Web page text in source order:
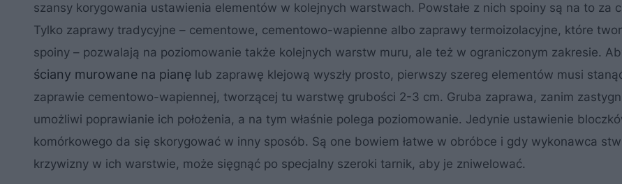
szansy korygowania ustawienia elementów w kolejnych warstwach. Powstałe z nich spoiny są na to za
Tylko zaprawy tradycyjne – cementowe, cementowo-wapienne albo zaprawy termoizolacyjne, które
spoiny – pozwalają na poziomowanie także kolejnych warstw muru, ale też w ograniczonym zakresie.
ściany murowane na pianę lub zaprawę klejową wyszły prosto, pierwszy szereg elementów musi
zaprawie cementowo-wapiennej, tworzącej tu warstwę grubości 2-3 cm. Gruba zaprawa, zanim
umożliwi poprawianie ich położenia, a na tym właśnie polega poziomowanie. Jedynie ustawienie
komórkowego da się skorygować w inny sposób. Są one bowiem łatwe w obróbce i gdy wykonawca
krzywizny w ich warstwie, może sięgnąć po specjalny szeroki tarnik, aby je zniwelować.